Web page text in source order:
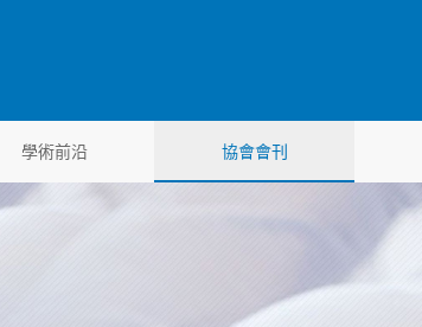
學術前沿 協會會刊